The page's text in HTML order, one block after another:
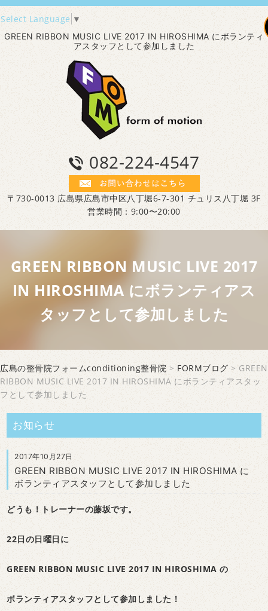
Select Language ▼
GREEN RIBBON MUSIC LIVE 2017 IN HIROSHIMA にボランティ
アスタッフとして参加しました
082-224-4547
〒730-0013 広島県広島市中区八丁堀6-7-301 チュリス八丁堀 3F
営業時間：9:00〜20:00
GREEN RIBBON MUSIC LIVE 2017
IN HIROSHIMA にボランティアス
タッフとして参加しました
広島の整骨院フォームconditioning整骨院 > FORMブログ > GREEN
RIBBON MUSIC LIVE 2017 IN HIROSHIMA にボランティアスタッ
フとして参加しました
お知らせ
2017年10月27日
GREEN RIBBON MUSIC LIVE 2017 IN HIROSHIMA に
ボランティアスタッフとして参加しました
どうも！トレーナーの藤坂です。
22日の日曜日に
GREEN RIBBON MUSIC LIVE 2017 IN HIROSHIMA の
ボランティアスタッフとして参加しました！